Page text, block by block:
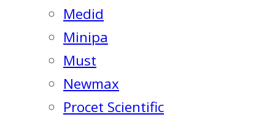
Medid
Minipa
Must
Newmax
Procet Scientific